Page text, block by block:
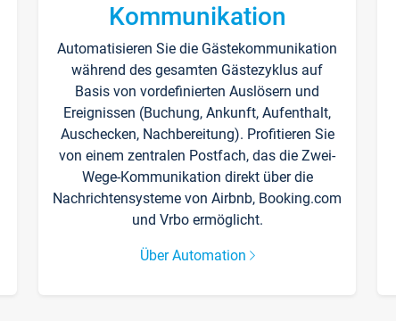
Kommunikation
Automatisieren Sie die Gästekommunikation
während des gesamten Gästezyklus auf
Basis von vordefinierten Auslösern und
Ereignissen (Buchung, Ankunft, Aufenthalt,
Auschecken, Nachbereitung). Profitieren Sie
von einem zentralen Postfach, das die Zwei-
Wege-Kommunikation direkt über die
Nachrichtensysteme von Airbnb, Booking.com
und Vrbo ermöglicht.
Über Automation